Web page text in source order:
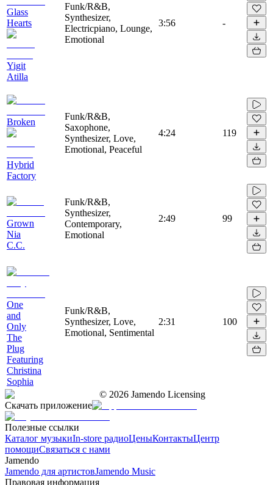
Glass
Hearts
Yigit
Atilla
Funk/R&B,
Synthesizer,
Electricpiano, Lounge,
Emotional
3:56 -
Broken
Hybrid
Factory
Funk/R&B,
Saxophone,
Synthesizer, Love,
Emotional, Peaceful
4:24 119
Grown
Nia
C.C.
Funk/R&B,
Synthesizer,
Contemporary,
Emotional
2:49 99
One
and
Only
The
Plug
Featuring
Christina
Sophia
Funk/R&B,
Synthesizer, Love,
Emotional, Sentimental
2:31 100
© 2026 Jamendo Licensing
Скачать приложение
Полезные ссылки
Каталог музыкиIn-store радиоЦеныКонтактыЦентр
помощиСвязаться с нами
Jamendo
Jamendo для артистовJamendo Music
Правовая информация